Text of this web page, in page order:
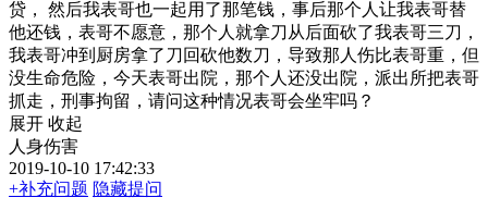
贷， 然后我表哥也一起用了那笔钱，事后那个人让我表哥替
他还钱，表哥不愿意，那个人就拿刀从后面砍了我表哥三刀，
我表哥冲到厨房拿了刀回砍他数刀，导致那人伤比表哥重，但
没生命危险，今天表哥出院，那个人还没出院，派出所把表哥
抓走，刑事拘留，请问这种情况表哥会坐牢吗？
展开 收起
人身伤害
2019-10-10 17:42:33
+补充问题 隐藏提问